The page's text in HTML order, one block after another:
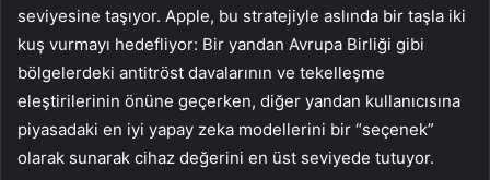
seviyesine taşıyor. Apple, bu stratejiyle aslında bir taşla iki
kuş vurmayı hedefliyor: Bir yandan Avrupa Birliği gibi
bölgelerdeki antitröst davalarının ve tekelleşme
eleştirilerinin önüne geçerken, diğer yandan kullanıcısına
piyasadaki en iyi yapay zeka modellerini bir “seçenek”
olarak sunarak cihaz değerini en üst seviyede tutuyor.